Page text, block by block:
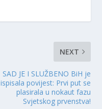
NEXT
SAD JE I SLUŽBENO BiH je
ispisala povijest: Prvi put se
plasirala u nokaut fazu
Svjetskog prvenstva!